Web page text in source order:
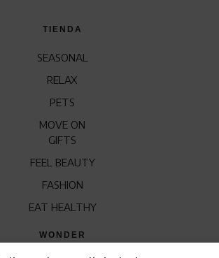
TIENDA
SEASONAL
RELAX
PETS
MOVE ON
GIFTS
FEEL BEAUTY
FASHION
EAT HEALTHY
WONDER